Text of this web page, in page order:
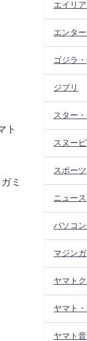
ト
ミ
エイリ
エンタ
ゴジラ
ジブリ
スター
スヌー
スポーツ
ニュース
パソコ
マジン
ヤマト
ヤマト
ヤマト